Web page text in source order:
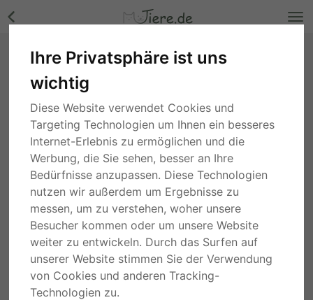
Ihre Privatsphäre ist uns
wichtig
Diese Website verwendet Cookies und
Targeting Technologien um Ihnen ein besseres
Internet-Erlebnis zu ermöglichen und die
Werbung, die Sie sehen, besser an Ihre
Bedürfnisse anzupassen. Diese Technologien
nutzen wir außerdem um Ergebnisse zu
messen, um zu verstehen, woher unsere
Besucher kommen oder um unsere Website
weiter zu entwickeln. Durch das Surfen auf
unserer Website stimmen Sie der Verwendung
von Cookies und anderen Tracking-
Technologien zu.
LILIANA, Mischling Welpen - Hündin Bilder
Berlin, vor 1 Jahr